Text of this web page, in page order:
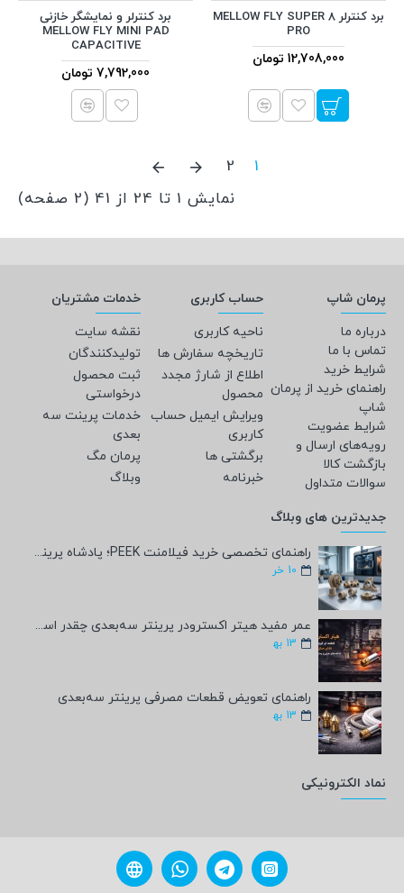
برد کنترلر MELLOW FLY SUPER 8
PRO
12,708,000 تومان
برد کنترلر و نمایشگر خازنی
MELLOW FLY MINI PAD
CAPACITIVE
7,792,000 تومان
1
2
نمایش 1 تا 24 از 41 (2 صفحه)
پرمان شاپ
درباره ما
تماس با ما
شرایط خرید
راهنمای خرید از پرمان
شاپ
شرایط عضویت
رویه‌های ارسال و
بازگشت کالا
سوالات متداول
حساب کاربری
ناحیه کاربری
تاریخچه سفارش ها
اطلاع از شارژ مجدد
محصول
ویرایش ایمیل حساب
کاربری
برگشتی ها
خبرنامه
خدمات مشتریان
نقشه سایت
تولیدکنندگان
ثبت محصول
درخواستی
خدمات پرینت سه
بعدی
پرمان مگ
وبلاگ
جدیدترین های وبلاگ
راهنمای تخصصی خرید فیلامنت PEEK؛ پادشاه پرینت سه‌بعدی صنعتی و پزشکی + مشخصات فنی
10 خر
عمر مفید هیتر اکسترودر پرینتر سه‌بعدی چقدر است؟
13 به‍
راهنمای تعویض قطعات مصرفی پرینتر سه‌بعدی
13 به‍
نماد الکترونیکی